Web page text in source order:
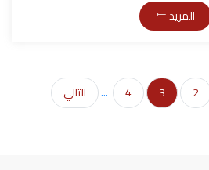
المزيد
2
3
4
... التالي